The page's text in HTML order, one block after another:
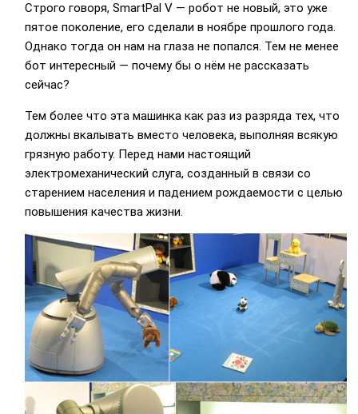
Строго говоря, SmartPal V — робот не новый, это уже
пятое поколение, его сделали в ноябре прошлого года.
Однако тогда он нам на глаза не попался. Тем не менее
бот интересный — почему бы о нём не рассказать
сейчас?
Тем более что эта машинка как раз из разряда тех, что
должны вкалывать вместо человека, выполняя всякую
грязную работу. Перед нами настоящий
электромеханический слуга, созданный в связи со
старением населения и падением рождаемости с целью
повышения качества жизни.